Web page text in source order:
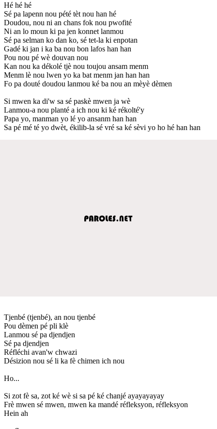
Hé hé hé
Sé pa lapenn nou pété tèt nou han hé
Doudou, nou ni an chans fok nou pwofité
Ni an lo moun ki pa jen konnet lanmou
Sé pa selman ko dan ko, sé tet-la ki enpotan
Gadé ki jan i ka ba nou bon lafos han han
Pou nou pé wè douvan nou
Kan nou ka dékolé tjè nou toujou ansam menm
Menm lè nou lwen yo ka bat menm jan han han
Fo pa douté doudou lanmou ké ba nou an mèyè dèmen
Si mwen ka di'w sa sé paskè mwen ja wè
Lanmou-a nou planté a ich nou ki ké rékolté'y
Papa yo, manman yo lé yo ansanm han han
Sa pé mé té yo dwèt, ékilib-la sé vré sa ké sèvi yo ho hé han han
Tjenbé (tjenbé), an nou tjenbé
Pou dèmen pé pli klè
Lanmou sé pa djendjen
Sé pa djendjen
Réfléchi avan'w chwazi
Désizion nou sé li ka fè chimen ich nou
Ho...
Si zot fè sa, zot ké wè si sa pé ké chanjé ayayayayay
Frè mwen sé mwen, mwen ka mandé réfleksyon, réfleksyon
Hein ah